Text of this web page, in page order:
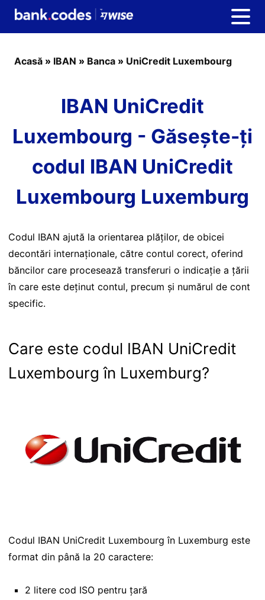
Acasă » IBAN » Banca » UniCredit Luxembourg
IBAN UniCredit
Luxembourg - Găsește-ți
codul IBAN UniCredit
Luxembourg Luxemburg
Codul IBAN ajută la orientarea plăților, de obicei
decontări internaționale, către contul corect, oferind
băncilor care procesează transferuri o indicație a țării
în care este deținut contul, precum și numărul de cont
specific.
Care este codul IBAN UniCredit
Luxembourg în Luxemburg?
Codul IBAN UniCredit Luxembourg în Luxemburg este
format din până la 20 caractere:
2 litere cod ISO pentru țară